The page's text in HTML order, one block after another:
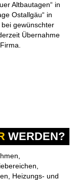
Altbautagen“ in
Ostallgäu“ in
gewünschter
Übernahme
WERDEN?
Heizungs- und